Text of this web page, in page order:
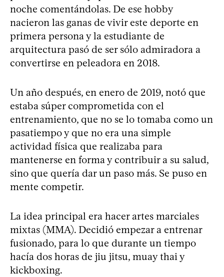
noche comentándolas. De ese hobby
nacieron las ganas de vivir este deporte en
primera persona y la estudiante de
arquitectura pasó de ser sólo admiradora a
convertirse en peleadora en 2018.
Un año después, en enero de 2019, notó que
estaba súper comprometida con el
entrenamiento, que no se lo tomaba como un
pasatiempo y que no era una simple
actividad física que realizaba para
mantenerse en forma y contribuir a su salud,
sino que quería dar un paso más. Se puso en
mente competir.
La idea principal era hacer artes marciales
mixtas (MMA). Decidió empezar a entrenar
fusionado, para lo que durante un tiempo
hacía dos horas de jiu jitsu, muay thai y
kickboxing.